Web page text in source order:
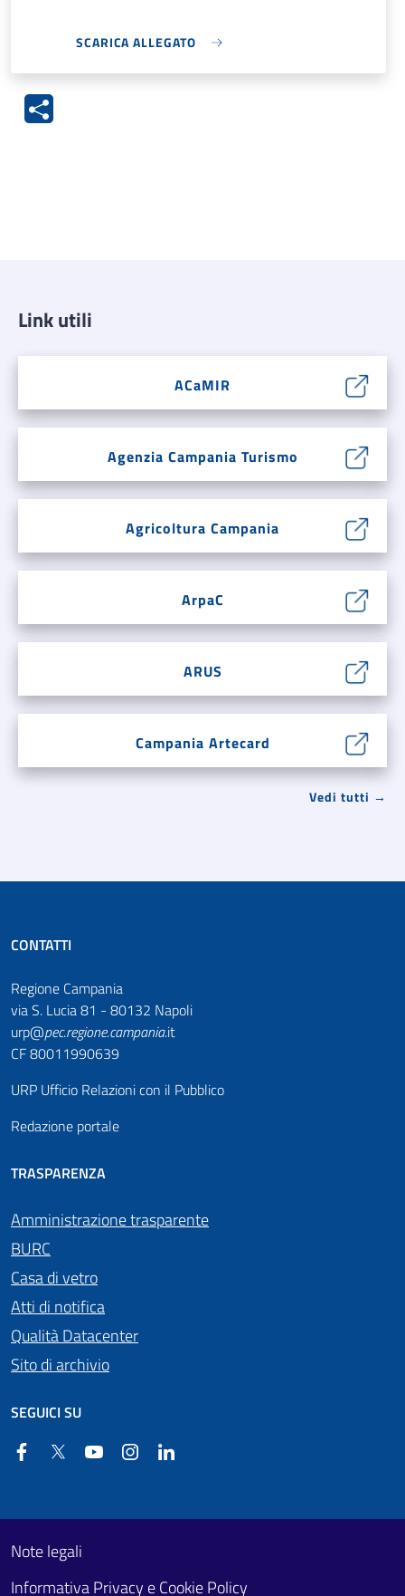
SCARICA ALLEGATO
Link utili
ACaMIR
Agenzia Campania Turismo
Agricoltura Campania
ArpaC
ARUS
Campania Artecard
Vedi tutti →
CONTATTI
Regione Campania
via S. Lucia 81 - 80132 Napoli
urp@pec.regione.campania.it
CF 80011990639
URP Ufficio Relazioni con il Pubblico
Redazione portale
TRASPARENZA
Amministrazione trasparente
BURC
Casa di vetro
Atti di notifica
Qualità Datacenter
Sito di archivio
SEGUICI SU
FacebookTwitter YouTube Instagram
Footer First
Useful links section
Note legali
Informativa Privacy e Cookie Policy